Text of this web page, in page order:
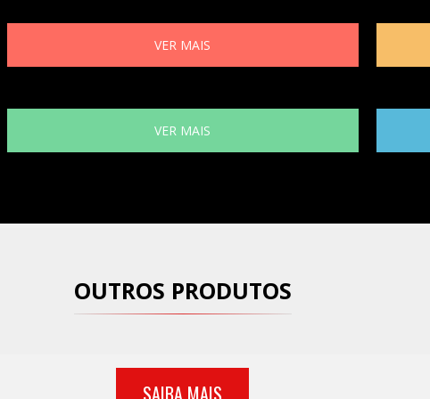
VER MAIS
VER MAIS
OUTROS PRODUTOS